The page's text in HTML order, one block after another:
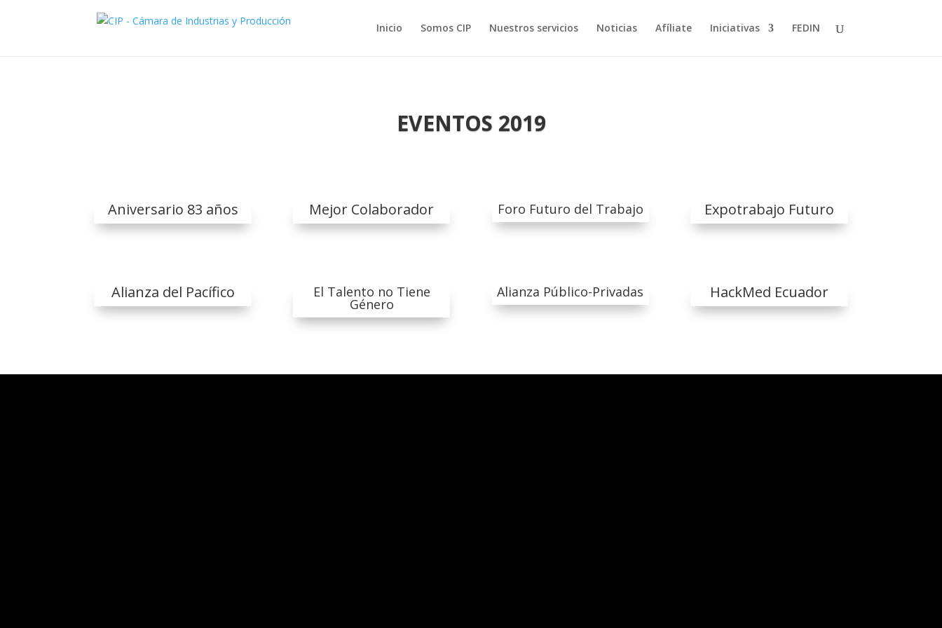
Inicio Somos CIP Nuestros servicios Noticias Afíliate Iniciativas FEDIN
EVENTOS 2019
Aniversario 83 años Mejor Colaborador Foro Futuro del Trabajo Expotrabajo Futuro
Alianza del Pacífico El Talento no Tiene
Género
Alianza Público-Privadas HackMed Ecuador